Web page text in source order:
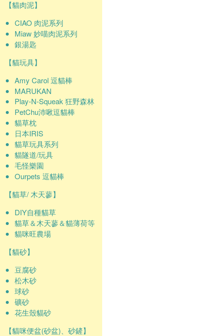
【貓肉泥】
CIAO 肉泥系列
Miaw 妙喵肉泥系列
銀湯匙
【貓玩具】
Amy Carol 逗貓棒
MARUKAN
Play-N-Squeak 狂野森林
PetChu沛啾逗貓棒
貓草枕
日本IRIS
貓草玩具系列
貓隧道/玩具
毛怪樂園
Ourpets 逗貓棒
【貓草/ 木天蓼】
DIY自種貓草
貓草＆木天蓼＆貓薄荷等
貓咪旺農場
【貓砂】
豆腐砂
松木砂
球砂
礦砂
花生殼貓砂
【貓咪便盆(砂盆)、砂鏟】